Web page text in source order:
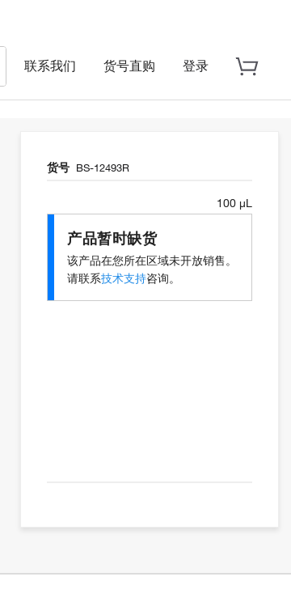
联系我们 货号直购 登录
货号 BS-12493R
100 µL
产品暂时缺货
该产品在您所在区域未开放销售。
请联系技术支持咨询。